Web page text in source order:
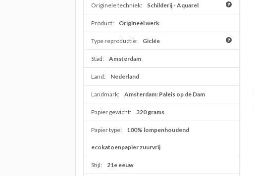
Originele techniek: Schilderij - Aquarel
Product: Origineel werk
Type reproductie: Giclée
Stad: Amsterdam
Land: Nederland
Landmark: Amsterdam: Paleis op de Dam
Papier gewicht: 320 grams
Papier type: 100% lompenhoudend
ecokatoenpapier zuurvrij
Stijl: 21e eeuw